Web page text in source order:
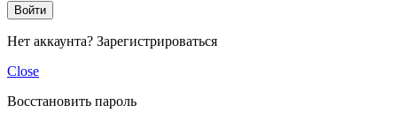
Войти
Нет аккаунта? Зарегистрироваться
Close
Восстановить пароль